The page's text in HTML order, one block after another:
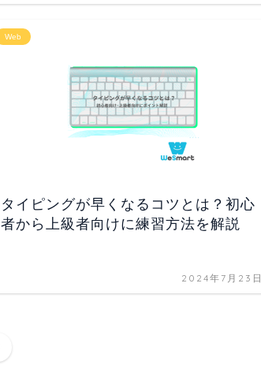
Web
タイピングが早くなるコツとは？初心
者から上級者向けに練習方法を解説
2024年7月23日